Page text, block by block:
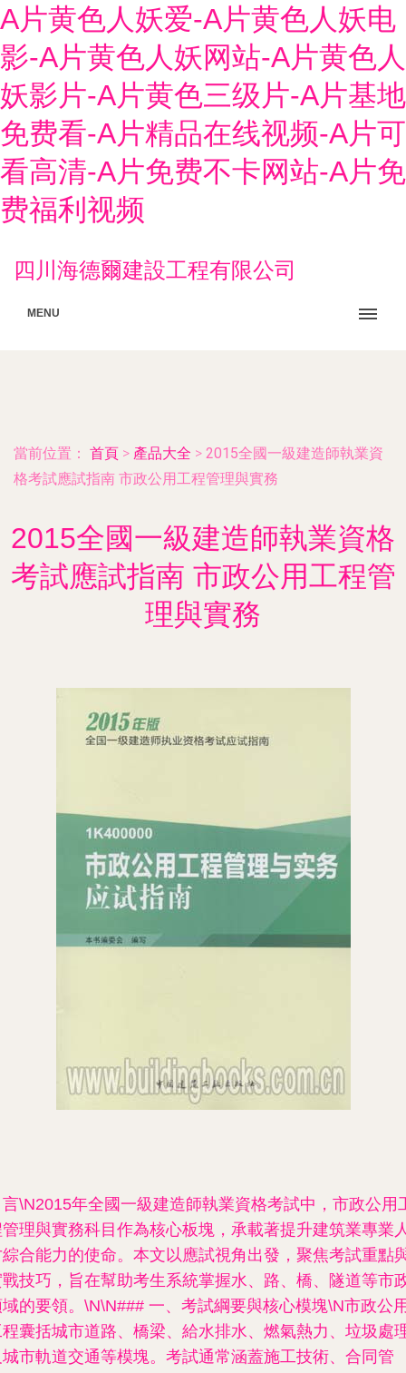
A片黄色人妖爱-A片黄色人妖电
影-A片黄色人妖网站-A片黄色人
妖影片-A片黄色三级片-A片基地
免费看-A片精品在线视频-A片可
看高清-A片免费不卡网站-A片免
费福利视频
四川海德爾建設工程有限公司
MENU
當前位置： 首頁 > 產品大全 > 2015全國一級建造師執業資
格考試應試指南 市政公用工程管理與實務
2015全國一級建造師執業資格
考試應試指南 市政公用工程管
理與實務
\N2015年全國一級建造師執業資格考試中，市政公用
理與實務科目作為核心板塊，承載著提升建筑業專業
合能力的使命。本文以應試視角出發，聚焦考試重點
技巧，旨在幫助考生系統掌握水、路、橋、隧道等市
的要領。\N\N### 一、考試綱要與核心模塊\N市政公
囊括城市道路、橋梁、給水排水、燃氣熱力、垃圾處
市軌道交通等模塊。考試通常涵蓋施工技術、合同管